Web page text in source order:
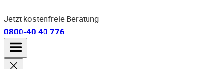
Jetzt kostenfreie Beratung
0800-40 40 776